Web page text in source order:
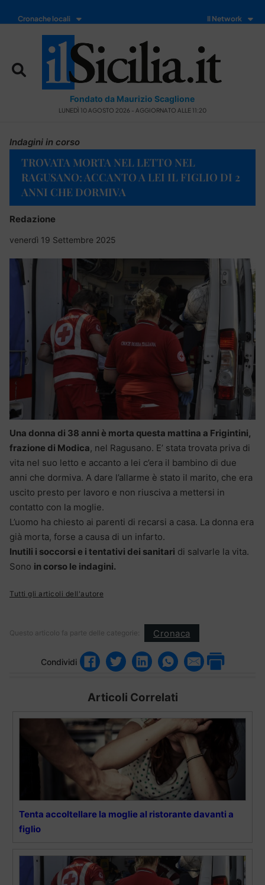
Cronache locali Il Network
Fondato da Maurizio Scaglione
LUNEDÌ 10 AGOSTO 2026 - AGGIORNATO ALLE 11:20
Indagini in corso
TROVATA MORTA NEL LETTO NEL
RAGUSANO: ACCANTO A LEI IL FIGLIO DI 2
ANNI CHE DORMIVA
Redazione
venerdì 19 Settembre 2025
Una donna di 38 anni è morta questa mattina a Frigintini,
frazione di Modica, nel Ragusano. E’ stata trovata priva di
vita nel suo letto e accanto a lei c’era il bambino di due
anni che dormiva. A dare l’allarme è stato il marito, che era
uscito presto per lavoro e non riusciva a mettersi in
contatto con la moglie.
L’uomo ha chiesto ai parenti di recarsi a casa. La donna era
già morta, forse a causa di un infarto.
Inutili i soccorsi e i tentativi dei sanitari di salvarle la vita.
Sono in corso le indagini.
Tutti gli articoli dell'autore
Questo articolo fa parte delle categorie: Cronaca
Condividi
Articoli Correlati
Tenta accoltellare la moglie al ristorante davanti a
figlio